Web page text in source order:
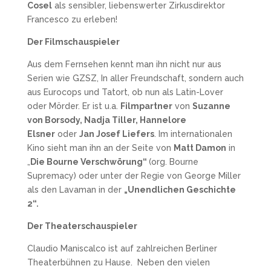
Coselals sensibler, liebenswerter Zirkusdirektor
Francesco zu erleben!
Der Filmschauspieler
Aus dem Fernsehen kennt man ihn nicht nur aus
Serien wie GZSZ, In aller Freundschaft, sondern auch
aus Eurocops und Tatort, ob nun als Latin-Lover
oder Mörder. Er ist u.a.
Filmpartnervon Suzanne
von Borsody, Nadja Tiller, Hannelore
Elsneroder Jan Josef Liefers. Im internationalen
Kino sieht man ihn an der Seite von Matt Damon in
Die Bourne Verschwörung“ (org. Bourne
Supremacy) oder unter der Regie von George Miller
als den Lavaman in der „Unendlichen Geschichte
2“.
Der Theaterschauspieler
Claudio Maniscalco ist auf zahlreichen Berliner
Theaterbühnen zu Hause. Neben den vielen